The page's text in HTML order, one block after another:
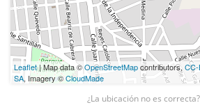
Leaflet| Map data ©OpenStreetMapcontributors, CC-
SA, Imagery ©CloudMade
¿La ubicación no es correcta?